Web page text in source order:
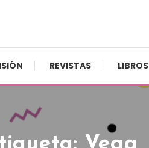
REVISTAS LIBROS